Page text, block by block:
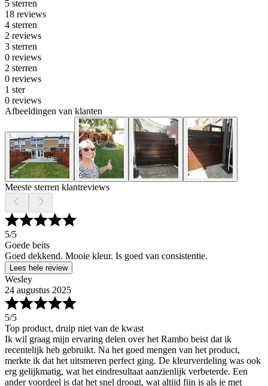
5 sterren
18 reviews
4 sterren
2 reviews
3 sterren
0 reviews
2 sterren
0 reviews
1 ster
0 reviews
Afbeeldingen van klanten
Meeste sterren klantreviews
5/5
Goede beits
Goed dekkend. Mooie kleur. Is goed van consistentie.
Lees hele review
Wesley
24 augustus 2025
5/5
Top product, druip niet van de kwast
Ik wil graag mijn ervaring delen over het Rambo beist dat ik
recentelijk heb gebruikt. Na het goed mengen van het product,
merkte ik dat het uitsmeren perfect ging. De kleurverdeling was ook
erg gelijkmatig, wat het eindresultaat aanzienlijk verbeterde. Een
ander voordeel is dat het snel droogt, wat altijd fijn is als je met